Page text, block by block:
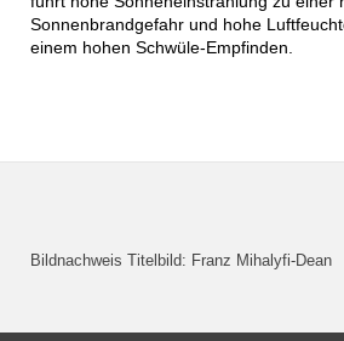
Sonnenbrandgefahr und hohe
einem hohen Schwüle-Empfinden.
Bildnachweis Titelbild: Franz Mihalyfi-Dean